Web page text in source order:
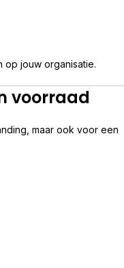
op jouw organisatie.
voorraad
maar ook voor een